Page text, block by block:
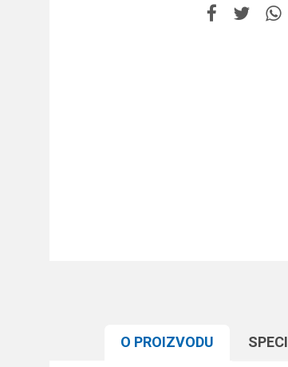
O PROIZVODU